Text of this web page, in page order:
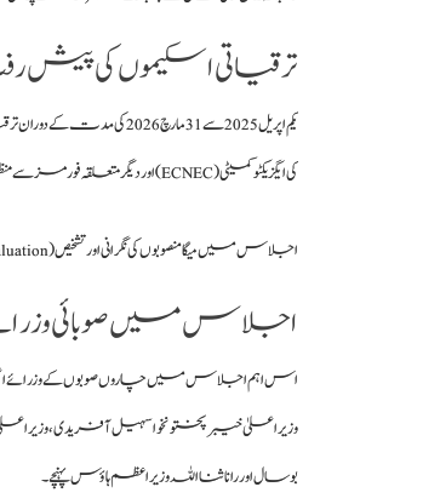
ترقیاتی اسکیموں کی
کی ایگزیکٹو کمیٹی (ECNEC) اور دیگر متعلقہ فورمز سے منظوریوں کی رپورٹ بھی پیش کی گئی۔
اجلاس میں میگا منصوبوں کی نگرانی اور تشخیص (Monitoring & Evaluation) سے متعلق رپورٹ کی بھی منظوری دی گئی۔
اجلاس میں صوبائی
اس اہم اجلاس میں چاروں صوبوں کے وزرائے
وزیراعلیٰ خیبرپختونخوا سہیل آفریدی،
بوسال اور رانا ثنااللہ وزیراعظم ہاؤس پہنچے۔